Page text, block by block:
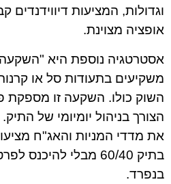
וגדולות, המציעות דיווידנדים
אופציה מצוינת.
אסטרטגיה נוספת היא
משקיעים בתעודות סל או
השוק כולו. השקעה זו מספקת
הצורך בניהול יומיומי של
את מדדי המניות והאג"ח
בתיק 60/40 מבלי
בנפרד.